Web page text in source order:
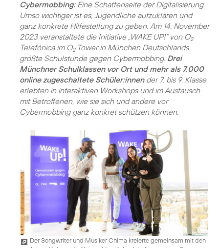
Cybermobbing:Eine Schattenseite der Digitalisierung.
Umso wichtiger ist es, Jugendliche aufzuklären und
ganz konkrete Hilfestellung zu geben. Am 14. November
2023 veranstaltete die Initiative „WAKE UP!“ von O2
Telefónica im O2Tower in München Deutschlands
größte Schulstunde gegen Cybermobbing. Drei
Münchner Schulklassen vor Ort und mehr als 7.000
online zugeschaltete Schüler:innender 7. bis 9. Klasse
erlebten in interaktiven Workshops und im Austausch
mit Betroffenen, wie sie sich und andere vor
Cybermobbing ganz konkret schützen können.
Der Songwriter und Musiker Chima kreierte gemeinsam mit den